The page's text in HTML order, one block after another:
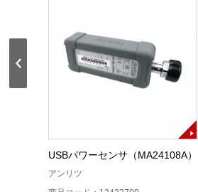
USBパワーセンサ（MA24108A）
アンリツ